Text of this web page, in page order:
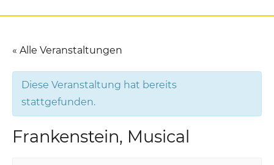
« Alle Veranstaltungen
Diese Veranstaltung hat bereits
stattgefunden.
Frankenstein, Musical